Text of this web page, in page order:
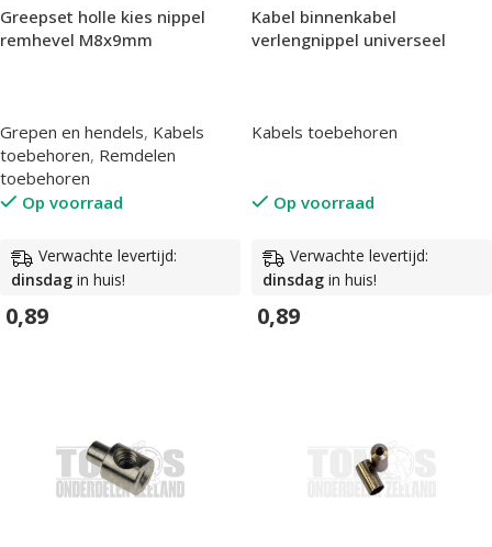
Greepset holle kies nippel
remhevel M8x9mm
Grepen en hendels, Kabels
toebehoren, Remdelen
toebehoren
Op voorraad
Verwachte levertijd:
dinsdag in huis!
0,89
Kabel binnenkabel
verlengnippel universeel
Kabels toebehoren
Op voorraad
Verwachte levertijd:
dinsdag in huis!
0,89